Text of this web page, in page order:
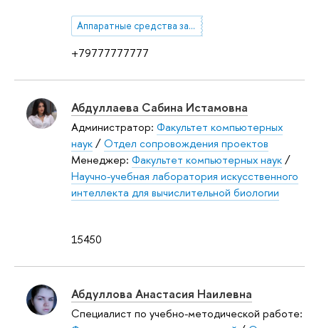
+79777777777
Аппаратные средства защиты информационных систем
15450
Абдуллаева Сабина Истамовна
Администратор: Факультет компьютерных
наук/Отдел сопровождения проектов
Менеджер: Факультет компьютерных наук/
Научно-учебная лаборатория искусственного
интеллекта для вычислительной биологии
Абдуллова Анастасия Наилевна
Специалист по учебно-методической работе: